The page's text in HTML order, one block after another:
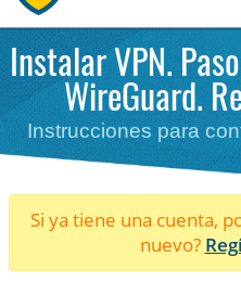
Instalar VPN.
WireGuard.
Instrucciones para
Si ya tiene una cuenta,
nuevo?